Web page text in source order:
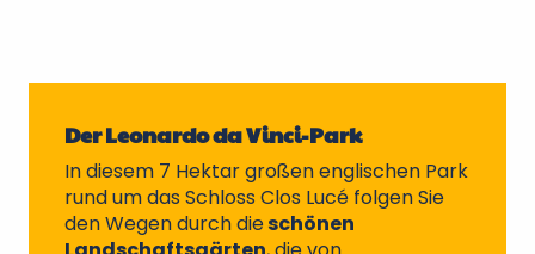
Der Leonardo da Vinci-Park
In diesem 7 Hektar großen englischen Park
rund um das Schloss Clos Lucé folgen Sie
den Wegen durch dieschönen